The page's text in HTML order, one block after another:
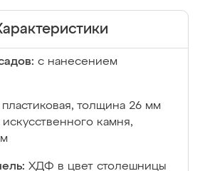
с нанесением
пластиковая, толщина 26 мм
камня,
ХДФ в цвет столешницы